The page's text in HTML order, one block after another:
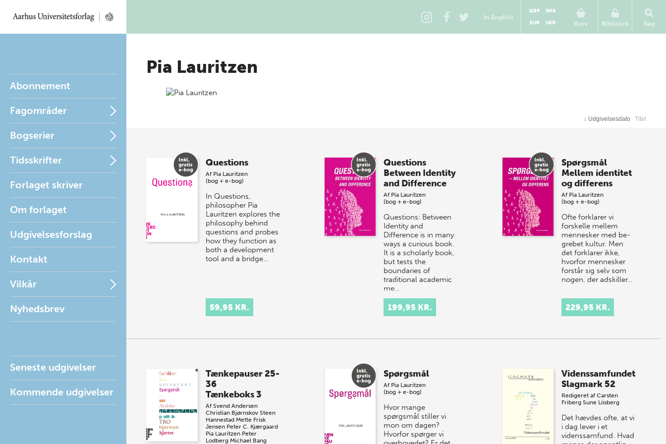
In English
Kurv
GBP
DKK
EUR
USD Bibliotek Søg
Abonnement
Fagområder
Bogserier
Tidsskrifter
Forlaget skriver
Om forlaget
Udgivelsesforslag
Kontakt
Vilkår
Nyhedsbrev
Seneste udgivelser
Kommende udgivelser
Pia Lauritzen
↓ Udgivelsesdato Titel
Questions
Af Pia Lauritzen
(bog + e-bog)
In Questions,
philosopher Pia
Lauritzen explores the
philosophy behind
questions and probes
how they function as
both a development
tool and a bridge…
59,95 KR.
Questions
Between Identity
and Difference
Af Pia Lauritzen
(bog + e-bog)
Questions: Between
Identity and
Difference is in many
ways a curious book.
It is a scholarly book,
but tests the
boundaries of
traditional academic
me…
199,95 KR.
Spørgsmål
Mellem identitet
og differens
Af Pia Lauritzen
(bog + e-bog)
Ofte forklarer vi
forskelle mellem
mennesker med be­
grebet kultur. Men
det forklarer ikke,
hvorfor mennesker
forstår sig selv som
nogen, der adskiller…
229,95 KR.
Tænkepauser 25-
36
Tænkeboks 3
Af Svend Andersen
Christian Bjørnskov Steen
Hannestad Mette Frisk
Jensen Peter C. Kjærgaard
Pia Lauritzen Peter
Lodberg Michael Bang
Spørgsmål
Af Pia Lauritzen
(bog + e-bog)
Hvor mange
spørgsmål stiller vi
mon om dagen?
Hvorfor spørger vi
Videnssamfundet
Slagmark 52
Redigeret afCarsten
Friberg Sune Liisberg
Det hævdes ofte, at vi
i dag lever i et
videnssamfund. Hvad